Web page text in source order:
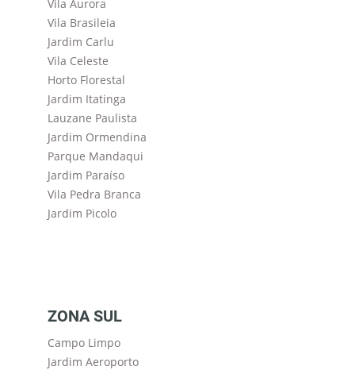
Vila Aurora
Vila Brasileia
Jardim Carlu
Vila Celeste
Horto Florestal
Jardim Itatinga
Lauzane Paulista
Jardim Ormendina
Parque Mandaqui
Jardim Paraíso
Vila Pedra Branca
Jardim Picolo
ZONA SUL
Campo Limpo
Jardim Aeroporto